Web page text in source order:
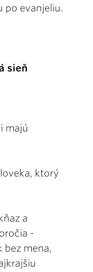
po evanjeliu.
sieň
majú
ktorý
a
-
bez mena,